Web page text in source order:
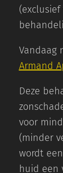
Vandaag
Armand
Deze
voor
(minder
wordt
huid een